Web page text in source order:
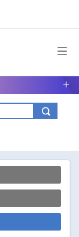
메뉴 열기
서브메뉴 열기